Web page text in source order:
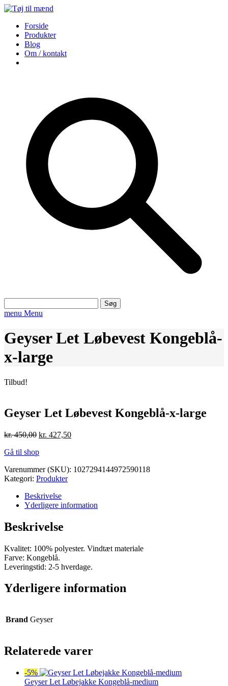
Forside
Produkter
Blog
Om / kontakt
efter:
menu Menu
Geyser Let Løbevest Kongeblå-
x-large
Tilbud!
Geyser Let Løbevest Kongeblå-x-large
kr.450,00 Den
pris
kr. 450,00.
kr. 427,50Den
kr. 427,50.
Gå til shop
Varenummer (SKU): 1027294144972590118
Kategori: Produkter
Beskrivelse
Yderligere information
Beskrivelse
Kvalitet: 100% polyester. Vindtæt materiale
Farve: Kongeblå.
Leveringstid: 2-5 hverdage.
Yderligere information
Brand Geyser
Relaterede varer
-5%
Geyser Let Løbejakke Kongeblå-medium